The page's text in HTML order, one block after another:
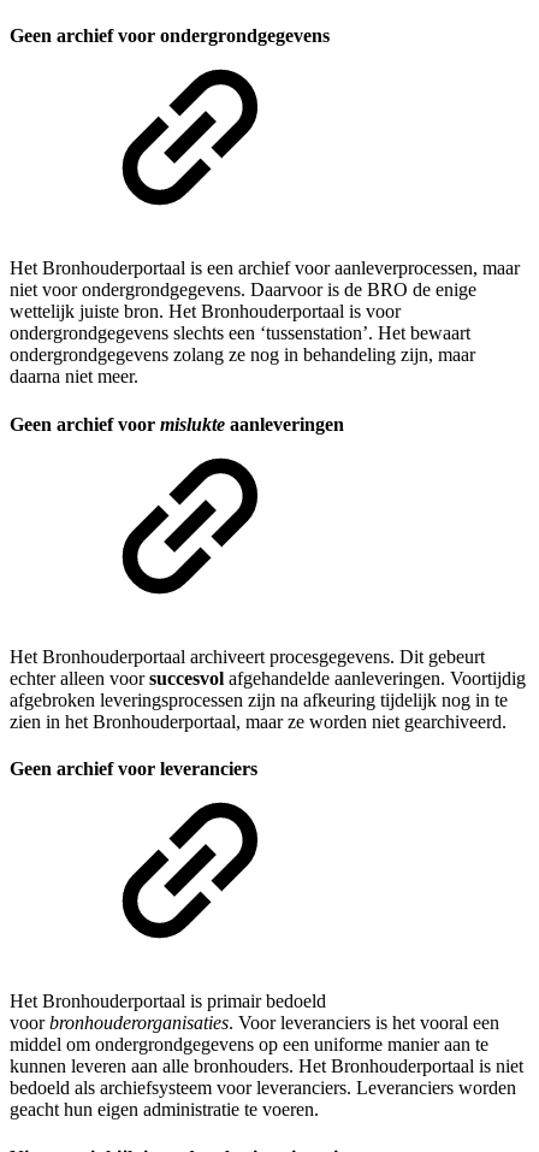
Geen archief voor ondergrondgegevens
Het Bronhouderportaal is een archief voor aanleverprocessen, maar
niet voor ondergrondgegevens. Daarvoor is de BRO de enige
wettelijk juiste bron. Het Bronhouderportaal is voor
ondergrondgegevens slechts een ‘tussenstation’. Het bewaart
ondergrondgegevens zolang ze nog in behandeling zijn, maar
daarna niet meer.
Geen archief voor mislukte aanleveringen
Het Bronhouderportaal archiveert procesgegevens. Dit gebeurt
echter alleen voorsuccesvol afgehandelde aanleveringen. Voortijdig
afgebroken leveringsprocessen zijn na afkeuring tijdelijk nog in te
zien in het Bronhouderportaal, maar ze worden niet gearchiveerd.
Geen archief voor leveranciers
Het Bronhouderportaal is primair bedoeld
voorbronhouderorganisaties. Voor leveranciers is het vooral een
middel om ondergrondgegevens op een uniforme manier aan te
kunnen leveren aan alle bronhouders. Het Bronhouderportaal is niet
bedoeld als archiefsysteem voor leveranciers. Leveranciers worden
geacht hun eigen administratie te voeren.